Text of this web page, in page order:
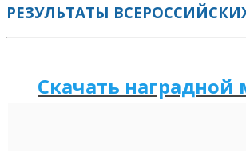
РЕЗУЛЬТАТЫ
Скачать наградной